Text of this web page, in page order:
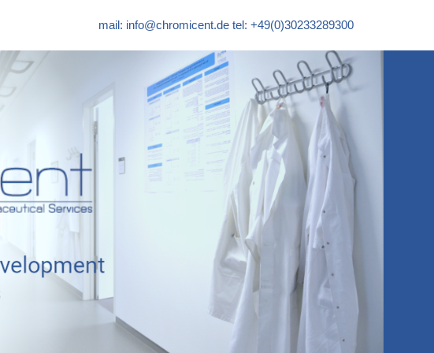
mail: info@chromicent.de tel: +49(0)30233289300